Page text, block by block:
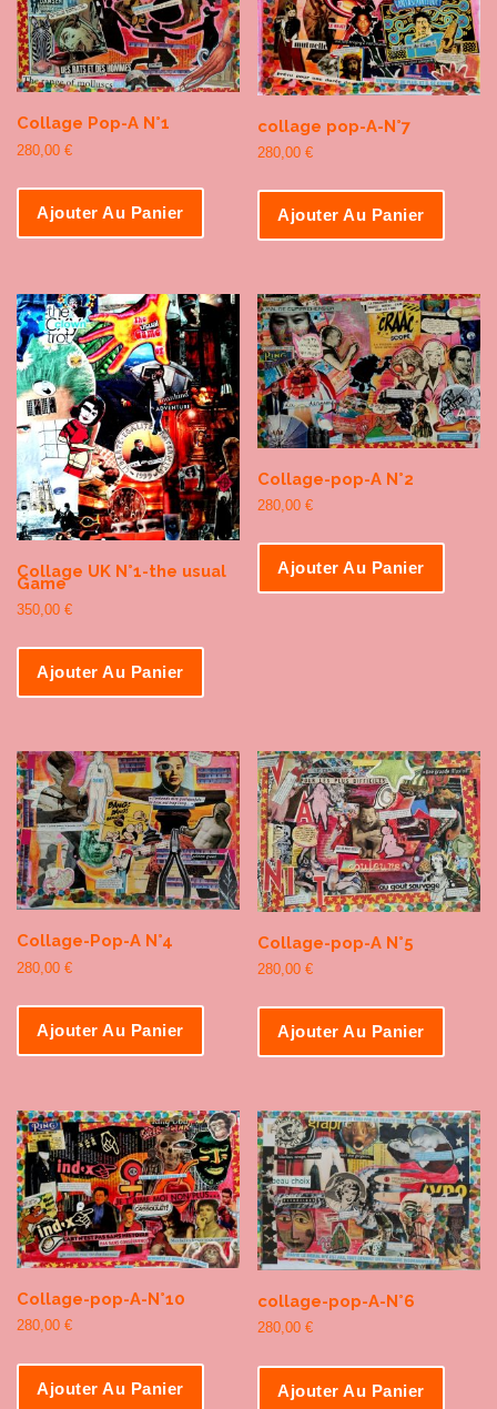
Collage Pop-A N°1
280,00 €
Ajouter Au Panier
collage pop-A-N°7
280,00€
Ajouter Au Panier
Collage UK N°1-the usual
Game
350,00 €
Ajouter Au Panier
Collage-pop-A N°2
280,00€
Ajouter Au Panier
Collage-Pop-A N°4
280,00 €
Ajouter Au Panier
Collage-pop-A N°5
280,00€
Ajouter Au Panier
Collage-pop-A-N°10
280,00 €
Ajouter Au Panier
collage-pop-A-N°6
280,00€
Ajouter Au Panier